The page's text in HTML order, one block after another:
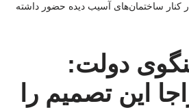
کنار ساختمان‌های آسیب دیده حضور داشته
دولت:
این تصمیم را